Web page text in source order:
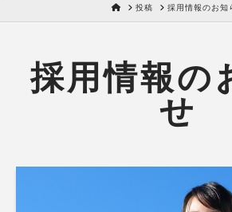
HOME
投稿 採用情報のお知
採用情報の
せ